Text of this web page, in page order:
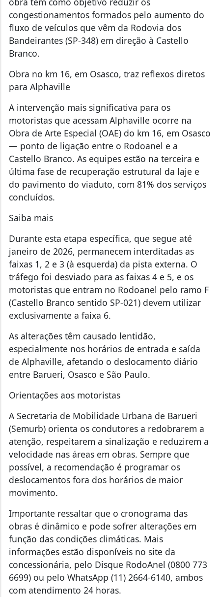
congestionamentos formados pelo aumento do
fluxo de veículos que vêm da Rodovia dos
Bandeirantes (SP-348) em direção à Castello
Branco.
Obra no km 16, em Osasco, traz reflexos diretos
para Alphaville
A intervenção mais significativa para os
motoristas que acessam Alphaville ocorre na
Obra de Arte Especial (OAE) do km 16, em Osasco
— ponto de ligação entre o Rodoanel e a
Castello Branco. As equipes estão na terceira e
última fase de recuperação estrutural da laje e
do pavimento do viaduto, com 81% dos serviços
concluídos.
Saiba mais
Durante esta etapa específica, que segue até
janeiro de 2026, permanecem interditadas as
faixas 1, 2 e 3 (à esquerda) da pista externa. O
tráfego foi desviado para as faixas 4 e 5, e os
motoristas que entram no Rodoanel pelo ramo F
(Castello Branco sentido SP-021) devem utilizar
exclusivamente a faixa 6.
As alterações têm causado lentidão,
especialmente nos horários de entrada e saída
de Alphaville, afetando o deslocamento diário
entre Barueri, Osasco e São Paulo.
Orientações aos motoristas
A Secretaria de Mobilidade Urbana de Barueri
(Semurb) orienta os condutores a redobrarem a
atenção, respeitarem a sinalização e reduzirem a
velocidade nas áreas em obras. Sempre que
possível, a recomendação é programar os
deslocamentos fora dos horários de maior
movimento.
Importante ressaltar que o cronograma das
obras é dinâmico e pode sofrer alterações em
função das condições climáticas. Mais
informações estão disponíveis no site da
concessionária, pelo Disque RodoAnel (0800 773
6699) ou pelo WhatsApp (11) 2664-6140, ambos
com atendimento 24 horas.